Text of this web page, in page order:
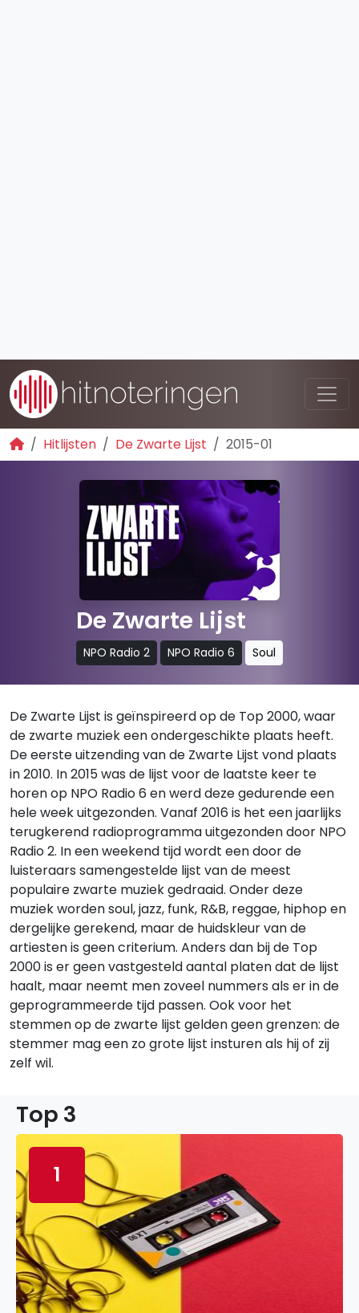
Hitlijsten De Zwarte Lijst 2015-01
De Zwarte Lijst
NPO Radio 2 NPO Radio 6 Soul
De Zwarte Lijst is geïnspireerd op de Top 2000, waar
de zwarte muziek een ondergeschikte plaats heeft.
De eerste uitzending van de Zwarte Lijst vond plaats
in 2010. In 2015 was de lijst voor de laatste keer te
horen op NPO Radio 6 en werd deze gedurende een
hele week uitgezonden. Vanaf 2016 is het een jaarlijks
terugkerend radioprogramma uitgezonden door NPO
Radio 2. In een weekend tijd wordt een door de
luisteraars samengestelde lijst van de meest
populaire zwarte muziek gedraaid. Onder deze
muziek worden soul, jazz, funk, R&B, reggae, hiphop en
dergelijke gerekend, maar de huidskleur van de
artiesten is geen criterium. Anders dan bij de Top
2000 is er geen vastgesteld aantal platen dat de lijst
haalt, maar neemt men zoveel nummers als er in de
geprogrammeerde tijd passen. Ook voor het
stemmen op de zwarte lijst gelden geen grenzen: de
stemmer mag een zo grote lijst insturen als hij of zij
zelf wil.
Top 3
1